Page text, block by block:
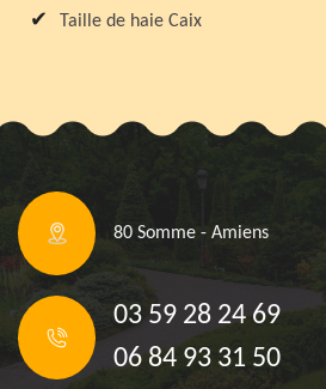
Taille de haie Caix
80 Somme - Amiens
03 59 28 24 69
06 84 93 31 50